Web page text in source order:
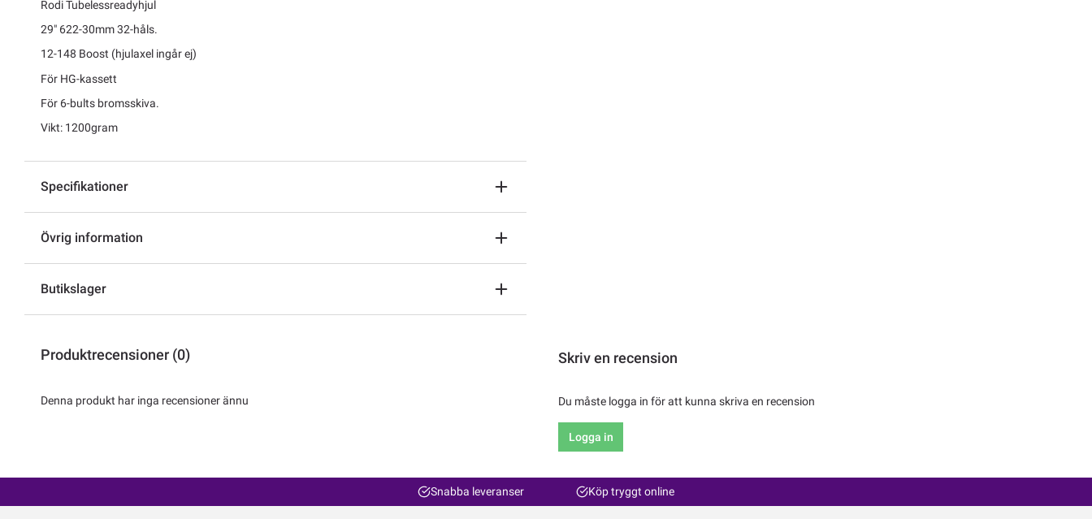
Rodi Tubelessreadyhjul
29" 622-30mm 32-håls.
12-148 Boost (hjulaxel ingår ej)
För HG-kassett
För 6-bults bromsskiva.
Vikt: 1200gram
Specifikationer
Övrig information
Butikslager
Produktrecensioner (0)
Denna produkt har inga recensioner ännu
Skriv en recension
Du måste logga in för att kunna skriva en recension
Logga in
Snabba leveranser Köp tryggt online